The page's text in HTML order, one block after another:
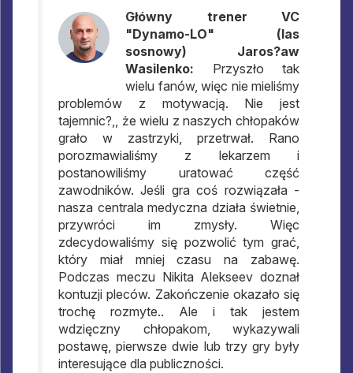
Główny trener VC
"Dynamo-LO" (las
sosnowy) Jaros?aw
Wasilenko: Przyszło tak
wielu fanów, więc nie mieliśmy
problemów z motywacją. Nie jest
tajemnic?,, że wielu z naszych chłopaków
grało w zastrzyki, przetrwał. Rano
porozmawialiśmy z lekarzem i
postanowiliśmy uratować część
zawodników. Jeśli gra coś rozwiązała -
nasza centrala medyczna działa świetnie,
przywróci im zmysły. Więc
zdecydowaliśmy się pozwolić tym grać,
który miał mniej czasu na zabawę.
Podczas meczu Nikita Alekseev doznał
kontuzji pleców. Zakończenie okazało się
trochę rozmyte.. Ale i tak jestem
wdzięczny chłopakom, wykazywali
postawę, pierwsze dwie lub trzy gry były
interesujące dla publiczności.